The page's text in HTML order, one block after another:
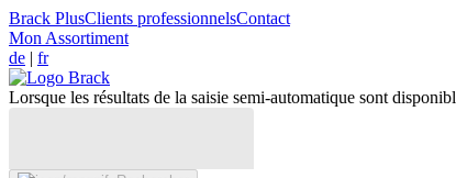
Brack PlusClients professionnelsContact
Mon Assortiment
de | fr
Lorsque les résultats de la saisie semi-automatique sont